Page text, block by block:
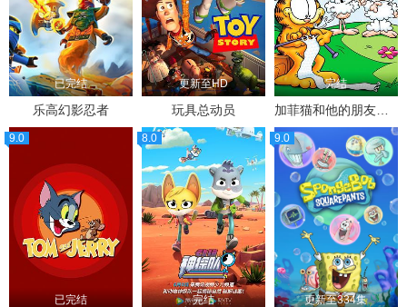
已完结
乐高幻影忍者
更新至HD
玩具总动员
完结
加菲猫和他的朋友们第一季
9.0
已完结
8.0
完结
9.0
更新至334集